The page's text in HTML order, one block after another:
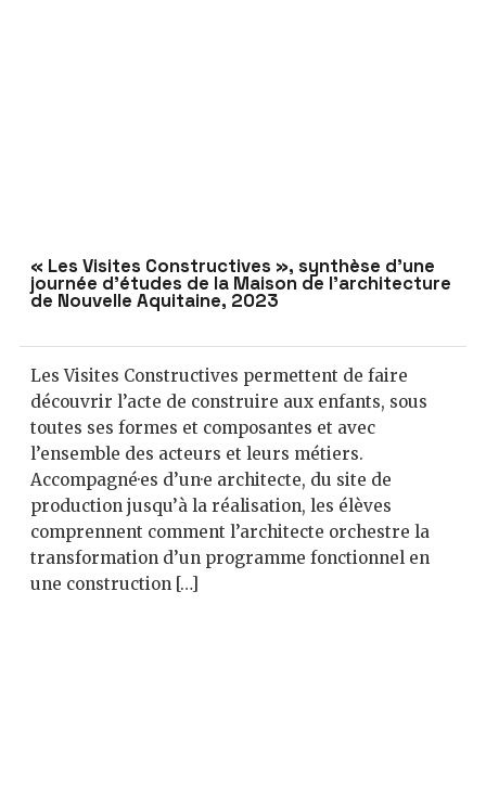
« Les Visites Constructives », synthèse d’une
journée d’études de la Maison de l’architecture
de Nouvelle Aquitaine, 2023
Les Visites Constructives permettent de faire
découvrir l’acte de construire aux enfants, sous
toutes ses formes et composantes et avec
l’ensemble des acteurs et leurs métiers.
Accompagné·es d’un·e architecte, du site de
production jusqu’à la réalisation, les élèves
comprennent comment l’architecte orchestre la
transformation d’un programme fonctionnel en
une construction […]